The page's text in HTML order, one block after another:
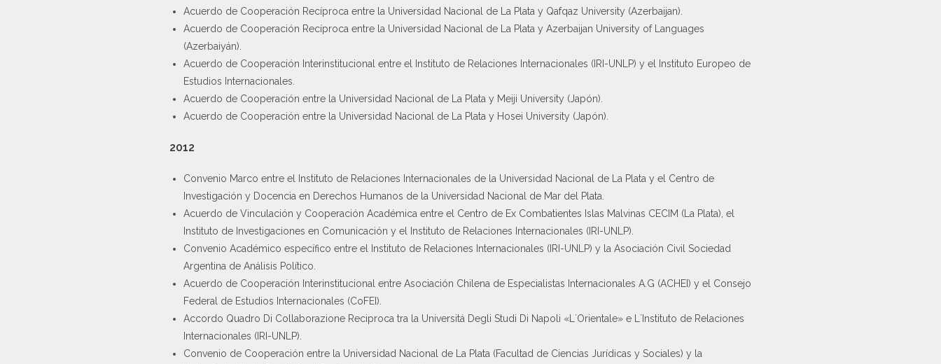
Acuerdo de Cooperación Recíproca entre la Universidad Nacional de La Plata y Qafqaz University (Azerbaijan).
Acuerdo de Cooperación Recíproca entre la Universidad Nacional de La Plata y Azerbaijan University of Languages
(Azerbaiyán).
Acuerdo de Cooperación Interinstitucional entre el Instituto de Relaciones Internacionales (IRI-UNLP) y el Instituto Europeo de
Estudios Internacionales.
Acuerdo de Cooperación entre la Universidad Nacional de La Plata y Meiji University (Japón).
Acuerdo de Cooperación entre la Universidad Nacional de La Plata y Hosei University (Japón).
2012
Convenio Marco entre el Instituto de Relaciones Internacionales de la Universidad Nacional de La Plata y el Centro de
Investigación y Docencia en Derechos Humanos de la Universidad Nacional de Mar del Plata.
Acuerdo de Vinculación y Cooperación Académica entre el Centro de Ex Combatientes Islas Malvinas CECIM (La Plata), el
Instituto de Investigaciones en Comunicación y el Instituto de Relaciones Internacionales (IRI-UNLP).
Convenio Académico específico entre el Instituto de Relaciones Internacionales (IRI-UNLP) y la Asociación Civil Sociedad
Argentina de Análisis Político.
Acuerdo de Cooperación Interinstitucional entre Asociación Chilena de Especialistas Internacionales A.G (ACHEI) y el Consejo
Federal de Estudios Internacionales (CoFEI).
Accordo Quadro Di Collaborazione Reciproca tra la Universitá Degli Studi Di Napoli «L´Orientale» e L´Instituto de Relaciones
Internacionales (IRI-UNLP).
Convenio de Cooperación entre la Universidad Nacional de La Plata (Facultad de Ciencias Jurídicas y Sociales) y la